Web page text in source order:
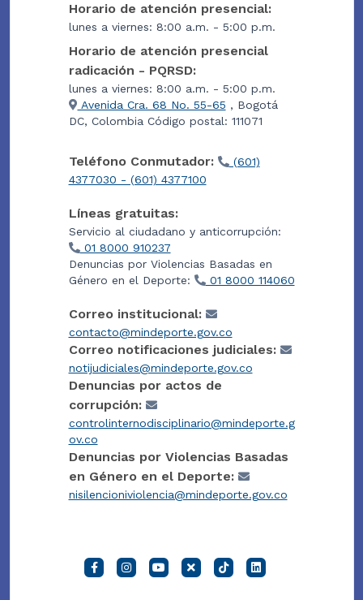
Horario de atención presencial:
lunes a viernes: 8:00 a.m. - 5:00 p.m.
Horario de atención presencial
radicación - PQRSD:
lunes a viernes: 8:00 a.m. - 5:00 p.m.
Avenida Cra. 68 No. 55-65 , Bogotá
DC, Colombia Código postal: 111071
Teléfono Conmutador:
(601)
4377030 - (601) 4377100
Líneas gratuitas:
Servicio al ciudadano y anticorrupción:
01 8000 910237
Denuncias por Violencias Basadas en
Género en el Deporte:
01 8000 114060
Correo institucional:
contacto@mindeporte.gov.co
Correo notificaciones judiciales:
notijudiciales@mindeporte.gov.co
Denuncias por actos de
corrupción:
controlinternodisciplinario@mindeporte.g
ov.co
Denuncias por Violencias Basadas
en Género en el Deporte:
nisilencioniviolencia@mindeporte.gov.co